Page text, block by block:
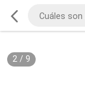
2/ 9